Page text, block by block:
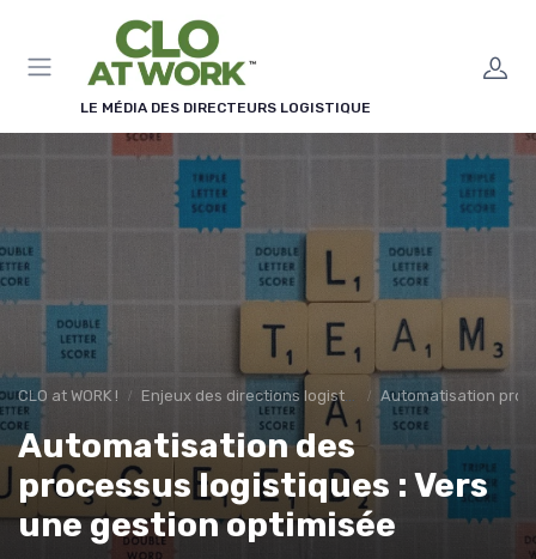
LE MÉDIA DES DIRECTEURS LOGISTIQUE
CLO at WORK ! Enjeux des directions logistiques Automatisation
Automatisation des
processus logistiques : Vers
une gestion optimisée
Panneau de gestion des cookies